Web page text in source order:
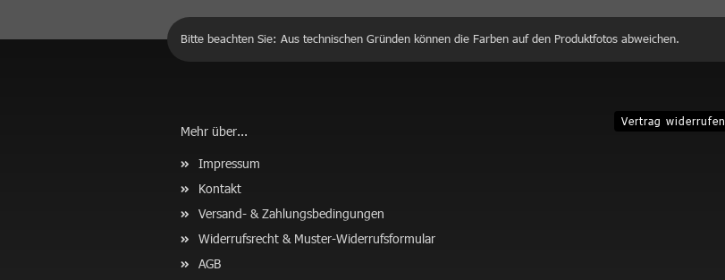
Bitte beachten Sie: Aus technischen Gründen können die Farben auf den Produktfotos abweichen.
Mehr über...
Impressum
Kontakt
Versand- & Zahlungsbedingungen
Widerrufsrecht & Muster-Widerrufsformular
AGB
Vertrag widerrufen